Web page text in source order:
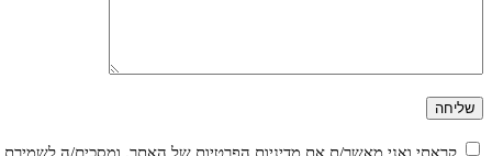
קראתי ואני מאשר/ת את מדיניות הפרטיות של האתר, ומסכים/ה לשמירת